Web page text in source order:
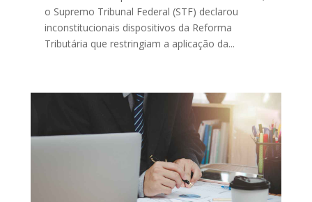
o Supremo Tribunal Federal (STF) declarou
inconstitucionais dispositivos da Reforma
Tributária que restringiam a aplicação da...